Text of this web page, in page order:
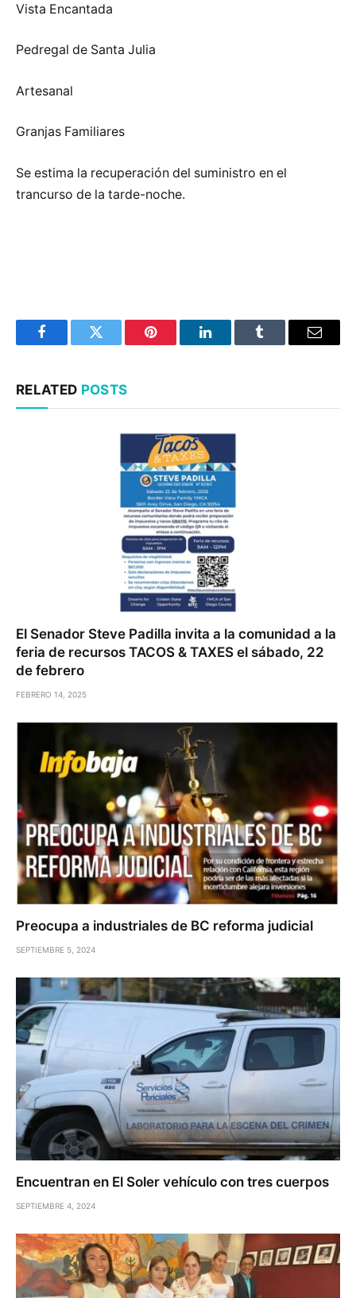
Vista Encantada
Pedregal de Santa Julia
Artesanal
Granjas Familiares
Se estima la recuperación del suministro en el
trancurso de la tarde-noche.
FacebookTwitter Pinterest LinkedInTumblr Email
RELATED POSTS
El Senador Steve Padilla invita a la comunidad a la
feria de recursos TACOS & TAXES el sábado, 22
de febrero
FEBRERO 14, 2025
Preocupa a industriales de BC reforma judicial
SEPTIEMBRE 5, 2024
Encuentran en El Soler vehículo con tres cuerpos
SEPTIEMBRE 4, 2024